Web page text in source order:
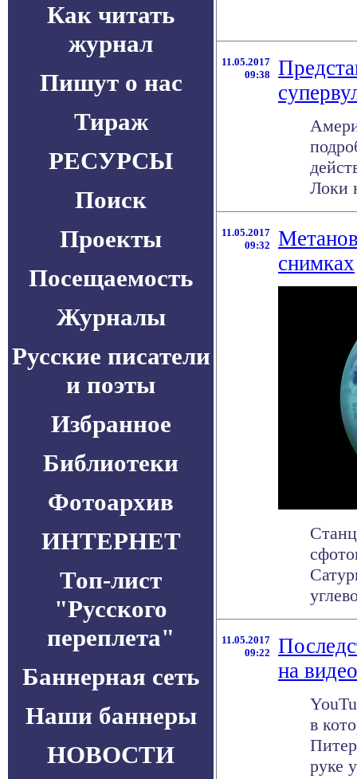
Как читать
журнал
Пишут о нас
Тираж
РЕСУРСЫ
Поиск
Проекты
Посещаемость
Журналы
Русские писатели
и поэты
Избранное
Библиотеки
Фотоархив
ИНТЕРНЕТ
Топ-лист
"Русского
переплета"
Баннерная сеть
Наши баннеры
НОВОСТИ
11.05.2017
09:38
Локи
11.05.2017
09:32
снимках
11.05.2017
09:22
на видео
в
руке